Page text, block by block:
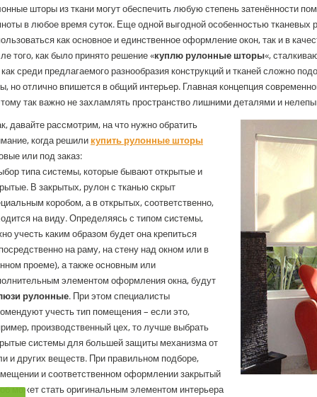
шторы из ткани могут обеспечить любую степень затенённости
в любое время суток. Еще одной выгодной особенностью тканевых
как основное и единственное оформление окон, так и в
того, как было принято решение «куплю рулонные шторы«,
как среди предлагаемого разнообразия конструкций и тканей сложно
но отлично впишется в общий интерьер. Главная концепция
так важно не захламлять пространство лишними деталями и
давайте рассмотрим, на что нужно обратить
когда решили купить рулонные шторы
или под заказ:
типа системы, которые бывают открытые и
В закрытых, рулон с тканью скрыт
коробом, а в открытых, соответственно,
на виду. Определяясь с типом системы,
учесть каким образом будет она крепиться
на раму, на стену над окном или в
проеме), а также основным или
элементом оформления окна, будут
рулонные. При этом специалисты
учесть тип помещения – если это,
производственный цех, то лучше выбрать
системы для большей защиты механизма от
и других веществ. При правильном подборе,
и соответственном оформлении закрытый
может стать оригинальным элементом интерьера